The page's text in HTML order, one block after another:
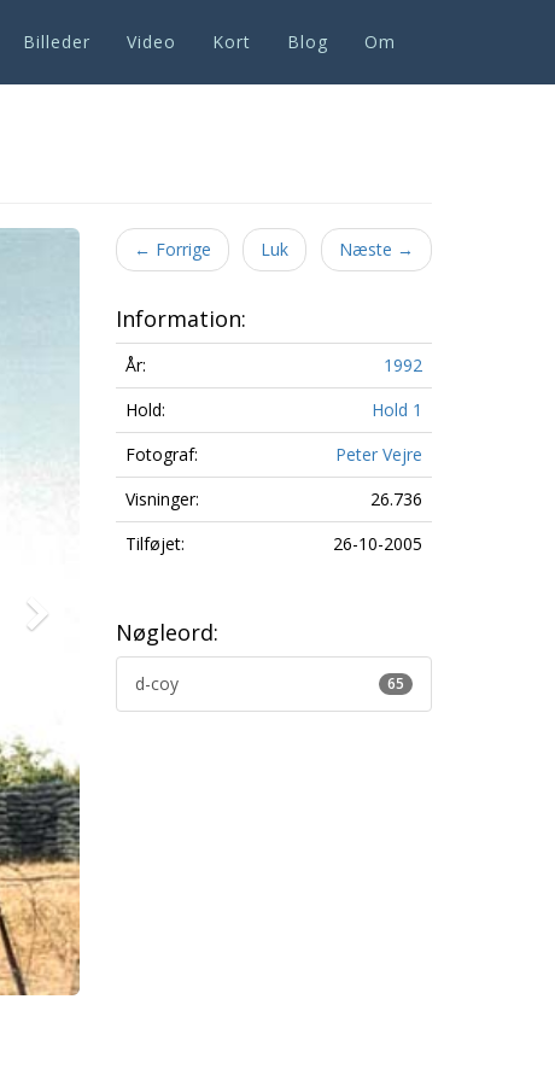
Billeder Video Kort Blog Om
← Forrige Luk Næste →
Information:
År:
1992
Hold:
Hold 1
Fotograf:
Peter Vejre
Visninger:
26.736
Tilføjet:
26-10-2005
Nøgleord:
65
d-coy